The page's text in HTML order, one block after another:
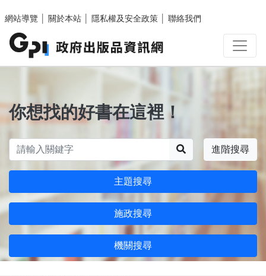
網站導覽
關於本站 隱私權及安全政策 聯絡我們
你想找的好書在這裡！
進階搜尋
主題搜尋
施政搜尋
機關搜尋